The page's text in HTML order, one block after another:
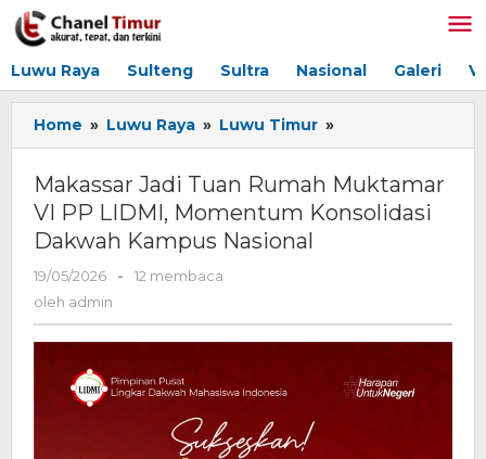
Lewati
ke
Luwu Raya Sulteng Sultra Nasional Galeri
Home » Luwu Raya » Luwu Timur »
Jadi
Rumah
Muktamar
Konsolidasi
Kampus
Nasional
Makassar Jadi Tuan Rumah Muktamar
VI PP LIDMI, Momentum Konsolidasi
Dakwah Kampus Nasional
19/05/2026
oleh
-
12 membaca
oleh admin